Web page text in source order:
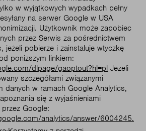
w wyjątkowych wypadkach pełny
na serwer Google w USA
Użytkownik może zapobiec
przez Serwis za pośrednictwem
jeżeli pobierze i zainstaluje wtyczkę
poniższym linkiem:
dlpage/gaoptout?hl=pl Jeżeli
szczegółami związanymi
danych w ramach Google Analytics,
się z wyjaśnieniami
Google:
analytics/answer/6004245.